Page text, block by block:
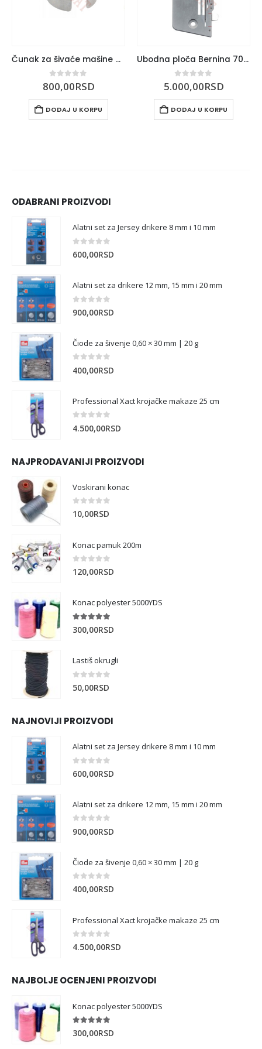
Čunak za šivaće mašine Bagat Ruža
0 out of 5
800,00RSD
DODAJ U KORPU
Ubodna ploča Bernina 700D
0out of 5
5.000,00RSD
DODAJ U KORPU
ODABRANI PROIZVODI
Alatni set za Jersey drikere 8 mm i 10 mm
0 out of 5
600,00RSD
Alatni set za drikere 12 mm, 15 mm i 20 mm
900,00RSD
Čiode za šivenje 0,60 × 30 mm | 20 g
400,00RSD
Professional Xact krojačke makaze 25 cm
4.500,00RSD
NAJPRODAVANIJI PROIZVODI
Voskirani konac
0 out of 5
10,00RSD
Konac pamuk 200m
0 out of 5
120,00RSD
Konac polyester 5000YDS
5.00out of 5
300,00RSD
Lastiš okrugli
0 out of 5
50,00RSD
NAJNOVIJI PROIZVODI
Alatni set za Jersey drikere 8 mm i 10 mm
600,00RSD
Alatni set za drikere 12 mm, 15 mm i 20 mm
900,00RSD
Čiode za šivenje 0,60 × 30 mm | 20 g
0 out of 5
400,00RSD
Professional Xact krojačke makaze 25 cm
0 out of 5
4.500,00RSD
NAJBOLJE OCENJENI PROIZVODI
Konac polyester 5000YDS
5.00out of 5
300,00RSD